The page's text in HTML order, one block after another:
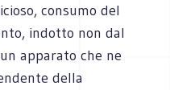
consumo del
indotto non dal
apparato che ne
della